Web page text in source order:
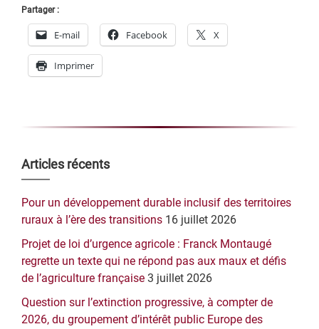
Partager :
E-mail Facebook X
Imprimer
Barre
latérale
principale
Articles récents
Pour un développement durable inclusif des territoires
ruraux à l’ère des transitions 16 juillet 2026
Projet de loi d’urgence agricole : Franck Montaugé
regrette un texte qui ne répond pas aux maux et défis
de l’agriculture française 3 juillet 2026
Question sur l’extinction progressive, à compter de
2026, du groupement d’intérêt public Europe des